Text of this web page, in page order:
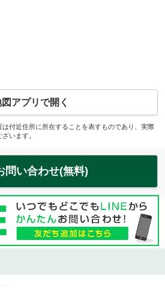
アプリで開く
付近住所に所在することを表すものであり、実際
います。
問い合わせ(無料)